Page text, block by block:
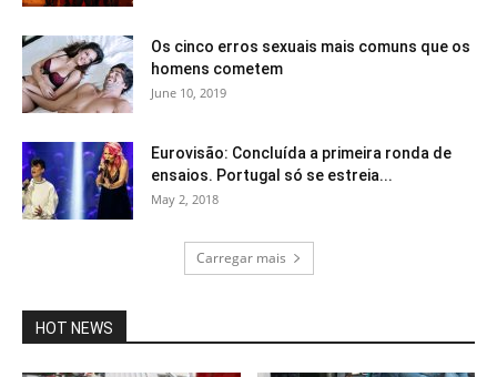
Os cinco erros sexuais mais comuns que os
homens cometem
June 10, 2019
Eurovisão: Concluída a primeira ronda de
ensaios. Portugal só se estreia...
May 2, 2018
Carregar mais
HOT NEWS